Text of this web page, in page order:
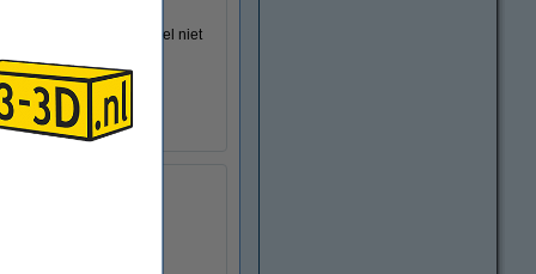
3D-prints, het trekt vrijwel niet